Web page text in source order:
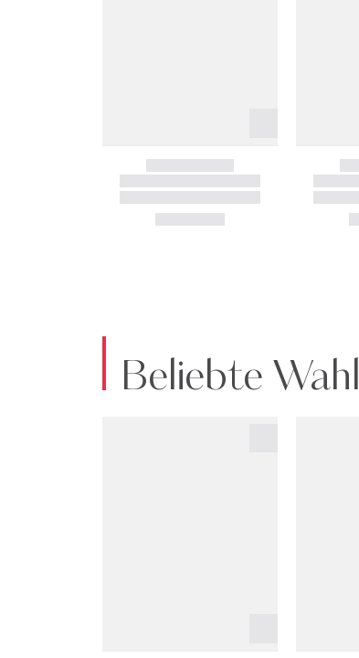
Beliebte Wahl